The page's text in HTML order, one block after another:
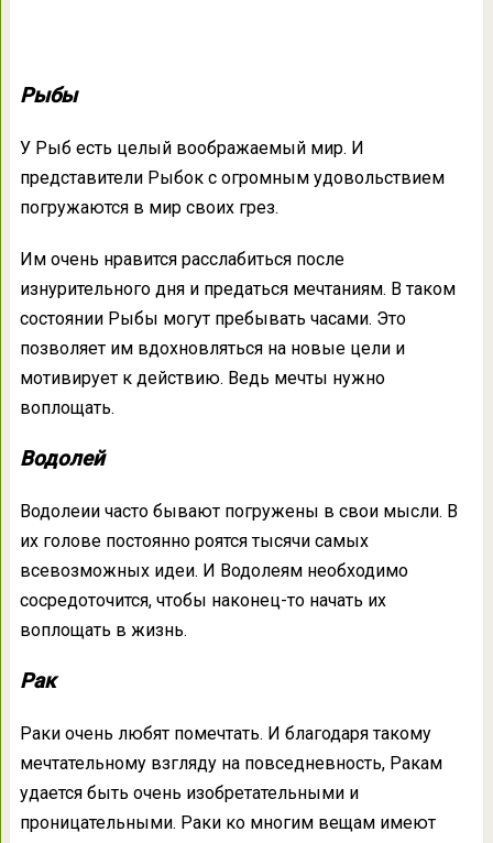
Рыбы
У Рыб есть целый воображаемый мир. И
представители Рыбок с огромным удовольствием
погружаются в мир своих грез.
Им очень нравится расслабиться после
изнурительного дня и предаться мечтаниям. В таком
состоянии Рыбы могут пребывать часами. Это
позволяет им вдохновляться на новые цели и
мотивирует к действию. Ведь мечты нужно
воплощать.
Водолей
Водолеии часто бывают погружены в свои мысли. В
их голове постоянно роятся тысячи самых
всевозможных идеи. И Водолеям необходимо
сосредоточится, чтобы наконец-то начать их
воплощать в жизнь.
Рак
Раки очень любят помечтать. И благодаря такому
мечтательному взгляду на повседневность, Ракам
удается быть очень изобретательными и
проницательными. Раки ко многим вещам имеют